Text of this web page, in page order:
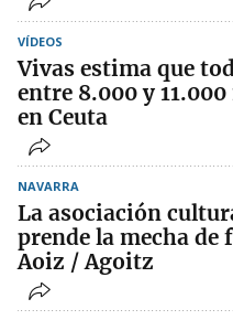
VÍDEOS
Vivas estima que
entre 8.000 y
en Ceuta
NAVARRA
La asociación
prende la mecha de
Aoiz / Agoitz